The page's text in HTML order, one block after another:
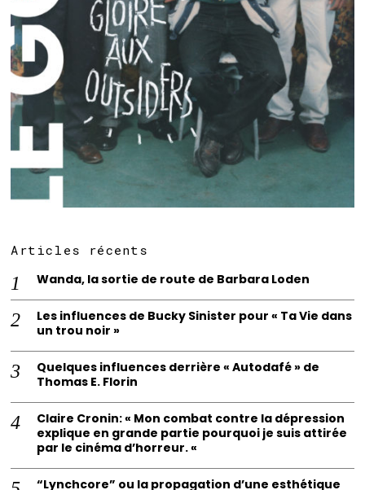
Articles récents
Wanda, la sortie de route de Barbara Loden
Les influences de Bucky Sinister pour « Ta Vie dans
un trou noir »
Quelques influences derrière « Autodafé » de
Thomas E. Florin
Claire Cronin: « Mon combat contre la dépression
explique en grande partie pourquoi je suis attirée
par le cinéma d’horreur. «
“Lynchcore” ou la propagation d’une esthétique